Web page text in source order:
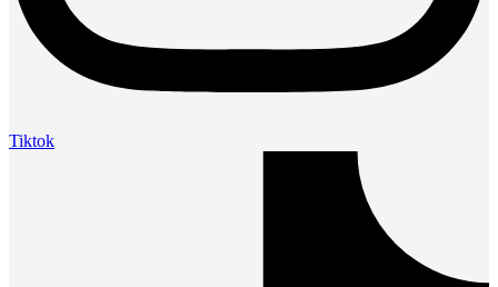
Tiktok